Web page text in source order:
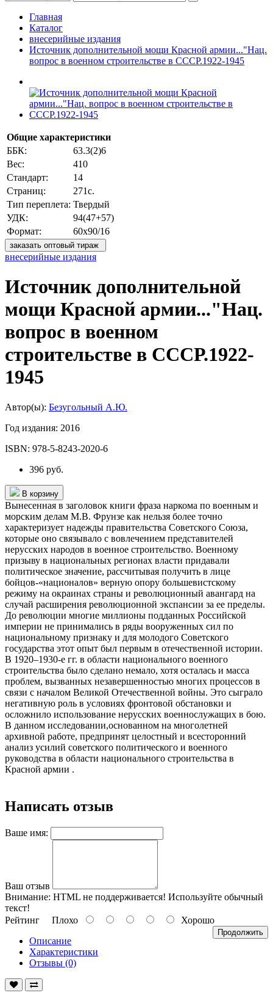
Главная
Каталог
внесерийные издания
Источник дополнительной мощи Красной армии..."Нац.
вопрос в военном строительстве в СССР.1922-1945
Общие характеристики
ББК:
63.3(2)6
Вес:
410
Стандарт:
14
Страниц:
271с.
Тип переплета: Твердый
УДК:
94(47+57)
Формат:
60х90/16
заказать оптовый тираж
внесерийные издания
Источник дополнительной
мощи Красной армии..."Нац.
вопрос в военном
строительстве в СССР.1922-
1945
Автор(ы): Безугольный А.Ю.
Год издания: 2016
ISBN: 978-5-8243-2020-6
396 руб.
В корзину
Вынесенная в заголовок книги фраза наркома по военным и
морским делам М.В. Фрунзе как нельзя более точно
характеризует надежды правительства Советского Союза,
которые оно связывало с вовлечением представителей
нерусских народов в военное строительство. Военному
призыву в национальных регионах власти придавали
политическое значение, рассчитывая получить в лице
бойцов-«националов» верную опору большевистскому
режиму на окраинах страны и революционный авангард на
случай расширения революционной экспансии за ее пределы.
До революции многие миллионы подданных Российской
империи не принимались в ряды вооруженных сил по
национальному признаку и для молодого Советского
государства этот опыт был первым в отечественной истории.
В 1920–1930-е гг. в области национального военного
строительства было сделано немало, хотя осталась и масса
проблем, вызванных незавершенностью многих процессов в
связи с началом Великой Отечественной войны. Это сыграло
негативную роль в условиях фронтовой обстановки и
осложнило использование нерусских военнослужащих в бою.
В данном исследовании,основанном на многолетней
архивной работе, предпринят целостный и всесторонний
анализ усилий советского политического и военного
руководства в области национального строительства в
Красной армии .
Написать отзыв
Ваше имя:
Ваш отзыв
Внимание: HTML не поддерживается! Используйте обычный
текст!
Рейтинг Плохо Хорошо
Продолжить
Описание
Характеристики
Отзывы (0)